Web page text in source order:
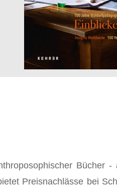
Bücher
Preisnachlässe bei